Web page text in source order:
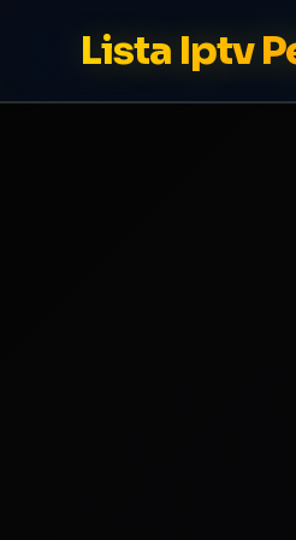
Lista Iptv